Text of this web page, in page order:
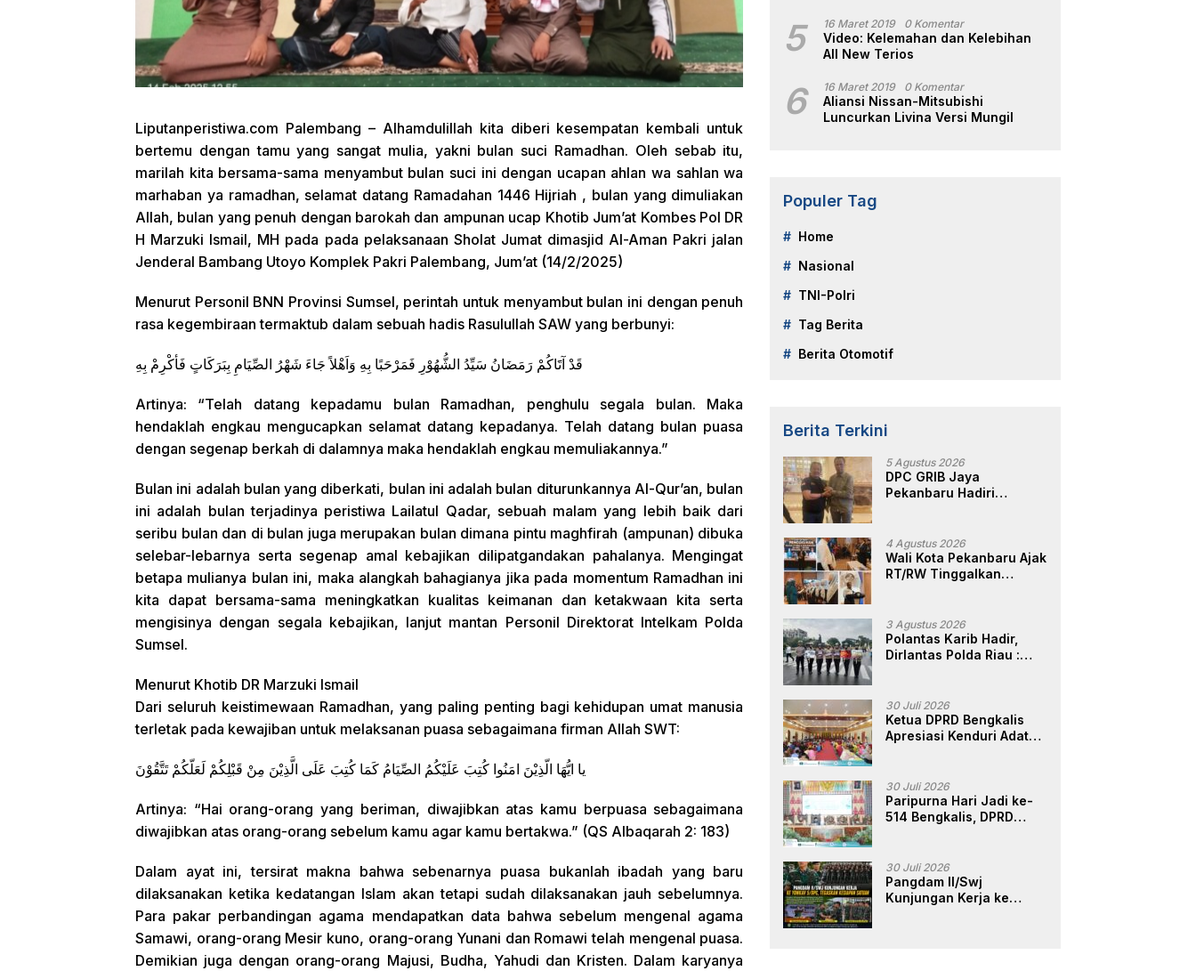
Liputanperistiwa.com Palembang – Alhamdulillah kita diberi kesempatan kembali untuk
bertemu dengan tamu yang sangat mulia, yakni bulan suci Ramadhan. Oleh sebab itu,
marilah kita bersama-sama menyambut bulan suci ini dengan ucapan ahlan wa sahlan wa
marhaban ya ramadhan, selamat datang Ramadahan 1446 Hijriah , bulan yang dimuliakan
Allah, bulan yang penuh dengan barokah dan ampunan ucap Khotib Jum’at Kombes Pol DR
H Marzuki Ismail, MH pada pada pelaksanaan Sholat Jumat dimasjid Al-Aman Pakri jalan
Jenderal Bambang Utoyo Komplek Pakri Palembang, Jum’at (14/2/2025)
Menurut Personil BNN Provinsi Sumsel, perintah untuk menyambut bulan ini dengan penuh
rasa kegembiraan termaktub dalam sebuah hadis Rasulullah SAW yang berbunyi:
قَدْ آتََاكُمْ رَمَضَانُ سَيِّدُ الشُّهُوْرِ فَمَرْحَبًا بِهِ وَاَهْلاً جَاءَ شَهْرُ الصِّيَامِ بِبَرَكَاتٍ فَأكْرِمْ بِهِ
Artinya: “Telah datang kepadamu bulan Ramadhan, penghulu segala bulan. Maka
hendaklah engkau mengucapkan selamat datang kepadanya. Telah datang bulan puasa
dengan segenap berkah di dalamnya maka hendaklah engkau memuliakannya.”
Bulan ini adalah bulan yang diberkati, bulan ini adalah bulan diturunkannya Al-Qur’an, bulan
ini adalah bulan terjadinya peristiwa Lailatul Qadar, sebuah malam yang lebih baik dari
seribu bulan dan di bulan juga merupakan bulan dimana pintu maghfirah (ampunan) dibuka
selebar-lebarnya serta segenap amal kebajikan dilipatgandakan pahalanya. Mengingat
betapa mulianya bulan ini, maka alangkah bahagianya jika pada momentum Ramadhan ini
kita dapat bersama-sama meningkatkan kualitas keimanan dan ketakwaan kita serta
mengisinya dengan segala kebajikan, lanjut mantan Personil Direktorat Intelkam Polda
Sumsel.
Menurut Khotib DR Marzuki Ismail
Dari seluruh keistimewaan Ramadhan, yang paling penting bagi kehidupan umat manusia
terletak pada kewajiban untuk melaksanan puasa sebagaimana firman Allah SWT:
يا ايُّهَا الّذِيْنَ امَنُوا كُتِبَ عَلَيْكُمُ الصِّيَامُ كَمَا كُتِبَ عَلَى الَّذِيْنَ مِنْ قَبْلِكُمْ لَعَلّكُمْ تَتَّقُوْنَ
Artinya: “Hai orang-orang yang beriman, diwajibkan atas kamu berpuasa sebagaimana
diwajibkan atas orang-orang sebelum kamu agar kamu bertakwa.” (QS Albaqarah 2: 183)
Dalam ayat ini, tersirat makna bahwa sebenarnya puasa bukanlah ibadah yang baru
dilaksanakan ketika kedatangan Islam akan tetapi sudah dilaksanakan jauh sebelumnya.
Para pakar perbandingan agama mendapatkan data bahwa sebelum mengenal agama
Samawi, orang-orang Mesir kuno, orang-orang Yunani dan Romawi telah mengenal puasa.
Demikian juga dengan orang-orang Majusi, Budha, Yahudi dan Kristen. Dalam karyanya
5 16 Maret 2019 0 Komentar
Video: Kelemahan dan Kelebihan
All New Terios
6 16 Maret 2019 0 Komentar
Aliansi Nissan-Mitsubishi
Luncurkan Livina Versi Mungil
Populer Tag
Home
Nasional
TNI-Polri
Tag Berita
Berita Otomotif
Berita Terkini
5 Agustus 2026
DPC GRIB Jaya
Pekanbaru Hadiri
Kata Ketua DPC GRIB
Jaya Pekanbaru
4 Agustus 2026
Wali Kota Pekanbaru Ajak
RT/RW Tinggalkan
3 Agustus 2026
Polantas Karib Hadir,
Dirlantas Polda Riau :
Pelayanan,
Perlindungan, dan
Edukasi Kepada
30 Juli 2026
Ketua DPRD Bengkalis
Apresiasi Kenduri Adat
Melayu
30 Juli 2026
Paripurna Hari Jadi ke-
514 Bengkalis, DPRD
Junjungan
30 Juli 2026
Pangdam II/Swj
Kunjungan Kerja ke